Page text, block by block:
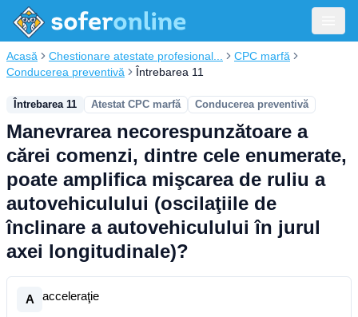
Acasă Chestionare atestate profesional...
CPC marfă
Conducerea preventivă
Întrebarea 11
Întrebarea 11 Atestat CPC marfă Conducerea preventivă
Manevrarea necorespunzătoare a
cărei comenzi, dintre cele enumerate,
poate amplifica mişcarea de ruliu a
autovehiculului (oscilaţiile de
înclinare a autovehiculului în jurul
axei longitudinale)?
A acceleraţie